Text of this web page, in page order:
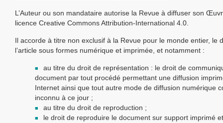
L’Auteur ou son mandataire autorise la Revue à diffuser son
licence Creative Commons Attribution-International 4.0.
Il accorde à titre non exclusif à la Revue pour le monde entier, le
l’article sous formes numérique et imprimée, et notamment :
au titre du droit de représentation : le droit de
document par tout procédé permettant une diffusion
Internet ainsi que tout autre mode de diffusion numérique
inconnu à ce jour ;
au titre du droit de reproduction ;
le droit de reproduire le document sur support imprimé